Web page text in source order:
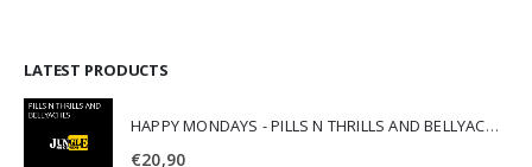
LATEST PRODUCTS
HAPPY MONDAYS - PILLS N THRILLS AND BELLYACHES
€20,90